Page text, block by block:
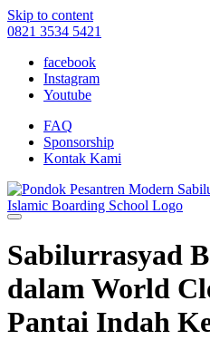
Skip to content
0821 3534 5421
facebook
Instagram
Youtube
FAQ
Sponsorship
Kontak Kami
Sabilurrasyad
dalam World
Pantai Indah